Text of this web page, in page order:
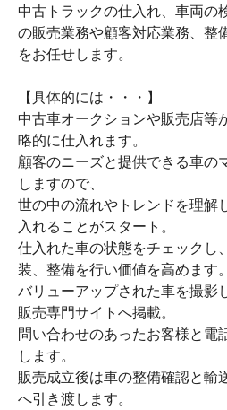
中古トラックの仕入れ、車両の
の販売業務や顧客対応業務、整
をお任せします。
【具体的には・・・】
中古車オークションや販売店等
略的に仕入れます。
顧客のニーズと提供できる車の
しますので、
世の中の流れやトレンドを理解
入れることがスタート。
仕入れた車の状態をチェックし
装、整備を行い価値を高めます。
バリューアップされた車を撮影
販売専門サイトへ掲載。
問い合わせのあったお客様と電
します。
販売成立後は車の整備確認と輸
へ引き渡します。